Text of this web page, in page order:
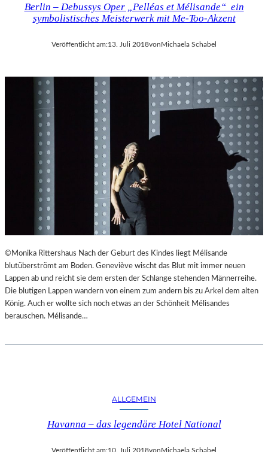
Berlin – Debussys Oper „Pelléas et Mélisande“ ein
symbolistisches Meisterwerk mit Me-Too-Akzent
Veröffentlicht am:13. Juli 2018vonMichaela Schabel
©Monika Rittershaus Nach der Geburt des Kindes liegt Mélisande
blutüberströmt am Boden. Geneviève wischt das Blut mit immer neuen
Lappen ab und reicht sie dem ersten der Schlange stehenden Männerreihe.
Die blutigen Lappen wandern von einem zum andern bis zu Arkel dem alten
König. Auch er wollte sich noch etwas an der Schönheit Mélisandes
berauschen. Mélisande…
ALLGEMEIN
Havanna – das legendäre Hotel National
Veröffentlicht am:10. Juli 2018vonMichaela Schabel